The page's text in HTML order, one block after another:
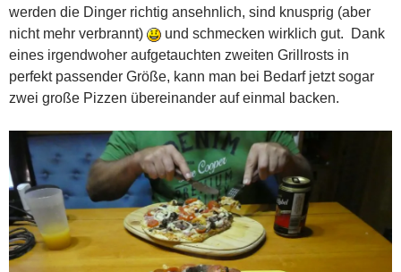
werden die Dinger richtig ansehnlich, sind knusprig (aber
nicht mehr verbrannt)
und schmecken wirklich gut. Dank
eines irgendwoher aufgetauchten zweiten Grillrosts in
perfekt passender Größe, kann man bei Bedarf jetzt sogar
zwei große Pizzen übereinander auf einmal backen.